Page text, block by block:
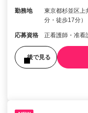
勤務地
東京都杉並区上
分・徒歩17分）
応募資格 正看護師・准看
後で見る